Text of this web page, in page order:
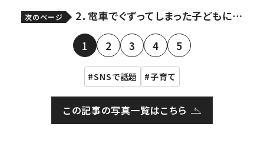
次のページ 2．電車でぐずってしまった子どもに…
1 2 3 4 5
SNSで話題 子育て
この記事の写真一覧はこちら